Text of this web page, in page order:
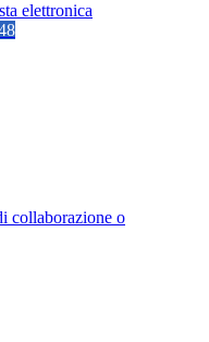
elettronica
collaborazione o